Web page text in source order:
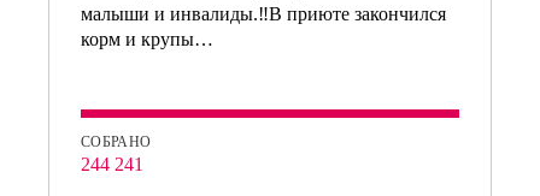
малыши и инвалиды.‼️В приюте закончился
корм и крупы…
СОБРАНО
244 241